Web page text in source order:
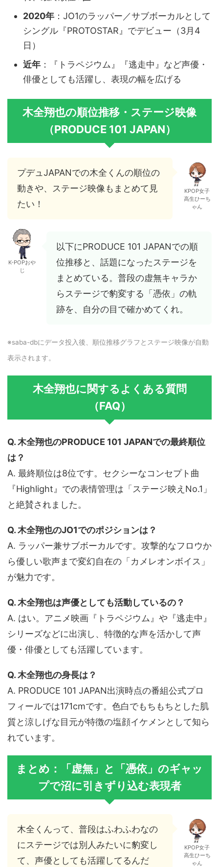
2020年 ：JO1のラッパー／サブボーカルとして
シングル『PROTOSTAR』でデビュー（3月4
日）
近年 ：『トラペジウム』『逃走中』など声優・
俳優としても活躍し、表現の幅を広げる
木全翔也の順位推移・ステージ映像
（PRODUCE 101 JAPAN）
プデュJAPANでの木全くんの順位の
動きや、ステージ映像もまとめて見
たい！
KPOP女子
高生ひーち
ゃん
K-POPおや
じ
以下にPRODUCE 101 JAPANでの順
位推移と、話題になったステージを
まとめている。普段の虚無キャラか
らステージで豹変する「憑依」の軌
跡を、自分の目で確かめてくれ。
※saba-dbにデータ投入後、順位推移グラフとステージ映像が自動
表示されます。
木全翔也に関するよくある質問
（FAQ）
Q. 木全翔也のPRODUCE 101 JAPANでの最終順位
は？
A. 最終順位は8位です。セクシーなコンセプト曲
『Highlight』での表情管理は「ステージ映えNo.1」
と絶賛されました。
Q. 木全翔也のJO1でのポジションは？
A. ラッパー兼サブボーカルです。攻撃的なフロウか
ら優しい歌声まで変幻自在の「カメレオンボイス」
が魅力です。
Q. 木全翔也は声優としても活動しているの？
A. はい。アニメ映画『トラペジウム』や『逃走中』
シリーズなどに出演し、特徴的な声を活かして声
優・俳優としても活躍しています。
Q. 木全翔也の身長は？
A. PRODUCE 101 JAPAN出演時点の番組公式プロ
フィールでは171cmです。色白でもちもちとした肌
質と涼しげな目元が特徴の塩顔イケメンとして知ら
れています。
まとめ：「虚無」と「憑依」のギャッ
プで沼に引きずり込む表現者
木全くんって、普段はふわふわなの
にステージでは別人みたいに豹変し
て、声優としても活躍してるんだ
KPOP女子
高生ひーち
ゃん